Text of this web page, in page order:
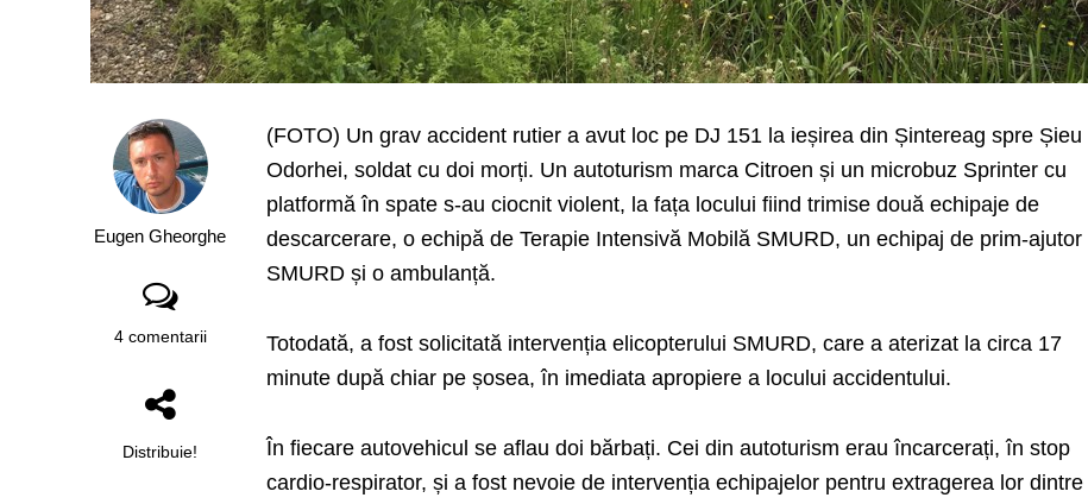
Eugen Gheorghe
4 comentarii
Distribuie!
(FOTO) Un grav accident rutier a avut loc pe DJ 151 la ieșirea din Șintereag spre Șieu
Odorhei, soldat cu doi morți. Un autoturism marca Citroen și un microbuz Sprinter cu
platformă în spate s-au ciocnit violent, la fața locului fiind trimise două echipaje de
descarcerare, o echipă de Terapie Intensivă Mobilă SMURD, un echipaj de prim-ajutor
SMURD și o ambulanță.
Totodată, a fost solicitată intervenția elicopterului SMURD, care a aterizat la circa 17
minute după chiar pe șosea, în imediata apropiere a locului accidentului.
În fiecare autovehicul se aflau doi bărbați. Cei din autoturism erau încarcerați, în stop
cardio-respirator, și a fost nevoie de intervenția echipajelor pentru extragerea lor dintre